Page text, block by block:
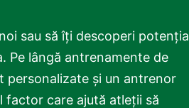
sau să îți descoperi
Pe lângă antrenamente de
personalizate și un antrenor
factor care ajută atleții să